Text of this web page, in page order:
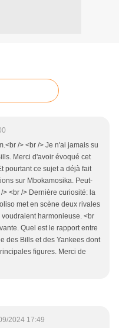
/> <br /> Je n'ai jamais su
Merci d'avoir évoqué cet
pourtant ce sujet a déjà fait
sur Mbokamosika. Peut-
<br /> Dernière curiosité: la
met en scène deux rivales
harmonieuse. <br
Quel est le rapport entre
des Bills et des Yankees dont
figures. Merci de
2024 17:49